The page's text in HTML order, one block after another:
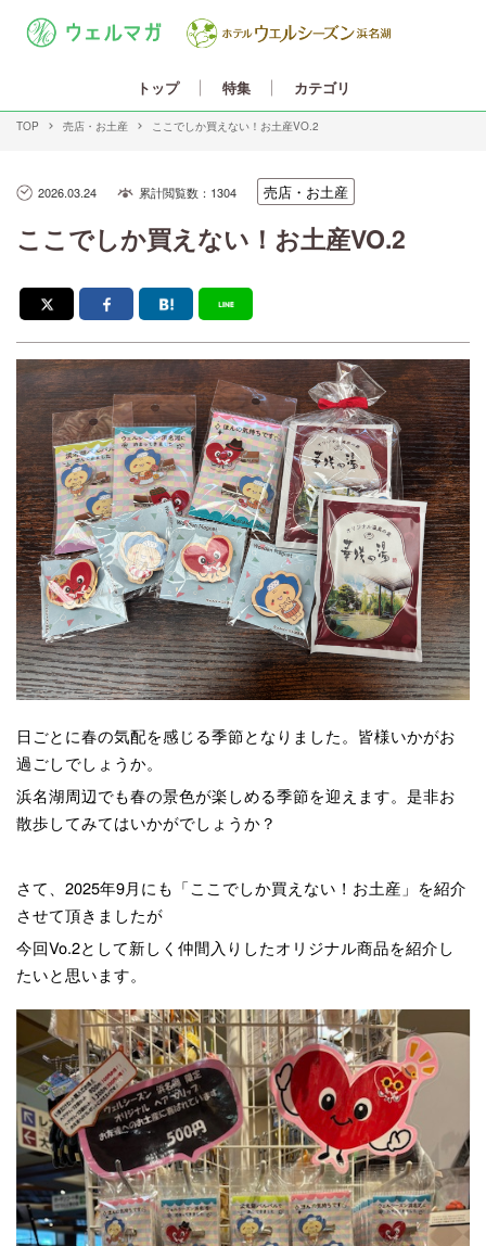
トップ 特集 カテゴリ
TOP 売店・お土産 ここでしか買えない！お土産VO.2
2026.03.24 累計閲覧数：1304 売店・お土産
ここでしか買えない！お土産VO.2
日ごとに春の気配を感じる季節となりました。皆様いかがお
過ごしでしょうか。
浜名湖周辺でも春の景色が楽しめる季節を迎えます。是非お
散歩してみてはいかがでしょうか？
さて、2025年9月にも「ここでしか買えない！お土産」を紹介
させて頂きましたが
今回Vo.2として新しく仲間入りしたオリジナル商品を紹介し
たいと思います。